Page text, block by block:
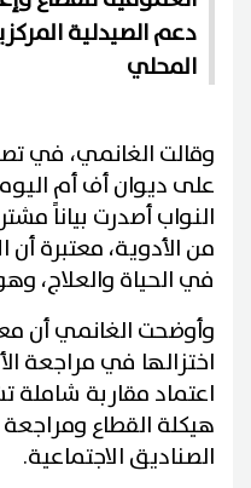
دعم الصيدلية
المحلي
وقالت الغانمي، في
على ديوان أف أم
النواب أصدرت بياناً
من الأدوية، معتبرة
في الحياة والعلاج،
وأوضحت الغانمي أن
اختزالها في مراجعة
اعتماد مقاربة شاملة
هيكلة القطاع ومراجعة
الصناديق الاجتماعية.